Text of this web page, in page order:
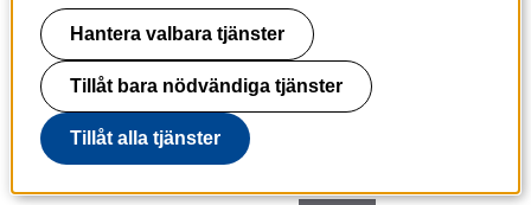
Riskabla platser för
Hantera valbara tjänster
Tillåt bara nödvändiga tjänster
Tillåt alla tjänster